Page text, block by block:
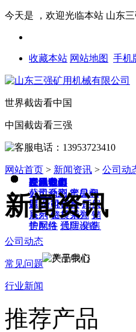
今天是 ，欢迎光临本站 山东
收藏本站 网站地图 手机
世界截齿看中国
中国截齿看三强
网站首页
硬岩截齿
产品中心
截齿系列 出口包
装 齿靴齿座 钻头
系列 钻杆系列 支
护配件 通防设备
工程案例
公司介绍
公司介绍 产品仓
库 公司视频 厂房
展示 资质荣誉 销
售网络 代理/销售
资讯动态
公司动态 常见问
题
在线询单
联系我们
网站首页 > 新闻资讯 > 公司动
新闻资讯
公司动态
常见问题
行业新闻
推荐产品